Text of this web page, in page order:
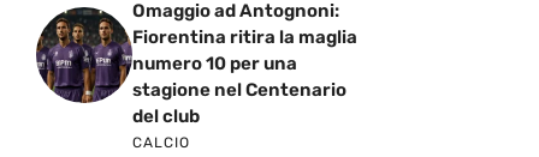
Omaggio ad Antognoni:
Fiorentina ritira la maglia
numero 10 per una
stagione nel Centenario
del club
CALCIO